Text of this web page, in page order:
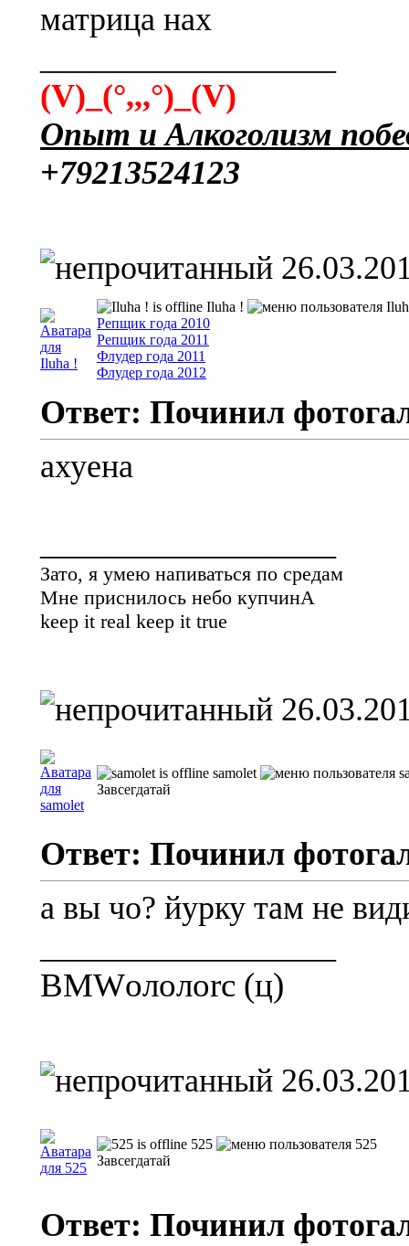
матрица нах
(V)_(°,,,°)_(V)
Опыт и Алкоголизм
+79213524123
Iluha !
Репщик года 2010
Репщик года 2011
Флудер года 2011
Флудер года 2012
Ответ: Починил
ахуена
Зато, я умею напиваться по средам
Мне приснилось небо купчинА
keep it real keep it true
samolet
Завсегдатай
Ответ: Починил
а вы чо? йурку там не
BMWололоrc (ц)
525
Завсегдатай
Ответ: Починил